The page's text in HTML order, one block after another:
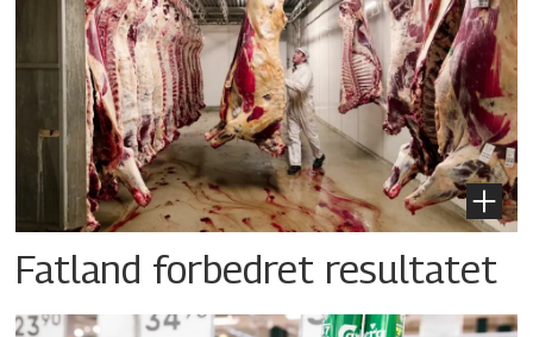
Fatland forbedret resultatet